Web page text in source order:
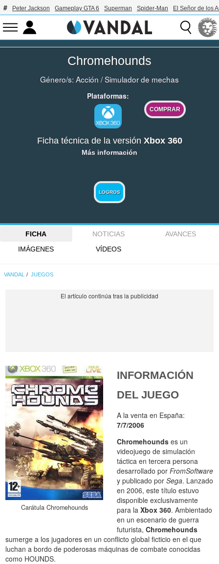
Peter Jackson Gameplay GTA 6 Superman Spider-Man El Señor de los
Chromehounds
Género/s: Acción /Simulador de mechas
Plataformas:
COMPRAR
Ficha técnica de la versión Xbox 360
Más información
LOGROS
FICHA NOTICIAS
AVANCES
IMÁGENES
VÍDEOS
VANDAL JUEGOS
Carátula Chromehounds
INFORMACIÓN
DEL JUEGO
A la venta en España:
7/7/2006
Chromehounds es un
videojuego de simulación
táctica en tercera persona
desarrollado porFromSoftware
y publicado porSega. Lanzado
en 2006, este título estuvo
disponible exclusivamente
para laXbox 360. Ambientado
en un escenario de guerra
futurista,Chromehounds
sumerge a los jugadores en un conflicto global ficticio en el que
luchan a bordo de poderosas máquinas de combate conocidas
como HOUNDS.